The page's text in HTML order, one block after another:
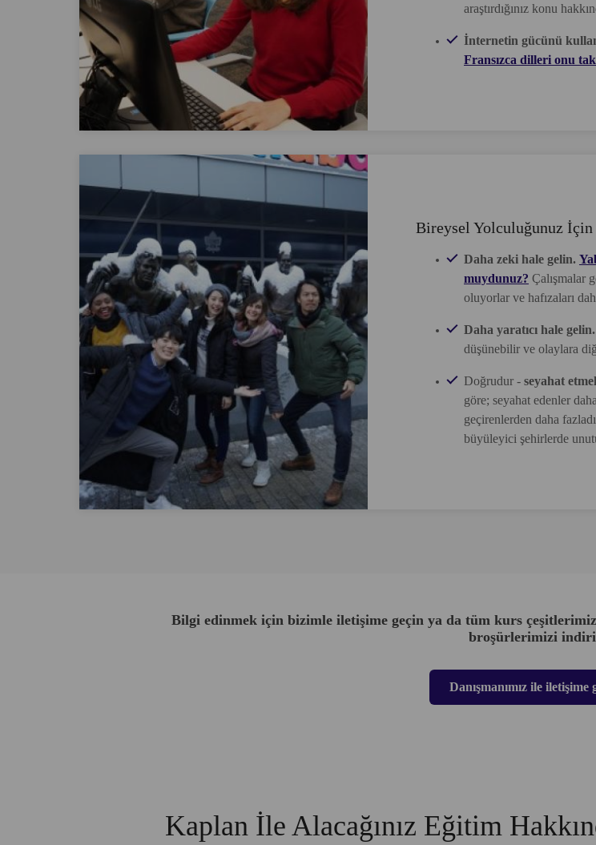
araştırdığınız konu
İnternetin gücünü
Fransızca dilleri onu
Bireysel Yolculuğunuz İçin
Daha zeki hale gelin.
muydunuz? Çalışmalar
oluyorlar ve hafızaları
Daha yaratıcı hale gelin.
düşünebilir ve olaylara
Doğrudur - seyahat
göre; seyahat edenler
geçirenlerden daha
büyüleyici şehirlerde
Bilgi edinmek için bizimle iletişime geçin ya da tüm kurs
broşürlerimizi
Danışmanımız ile iletişime
Kaplan İle Alacağınız Eğitim